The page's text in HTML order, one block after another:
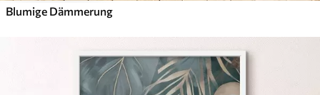
Blumige Dämmerung